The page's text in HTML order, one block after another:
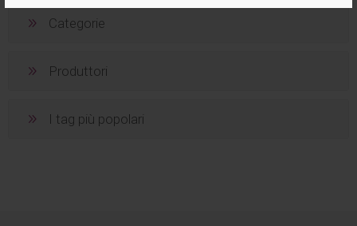
Categorie
Produttori
I tag più popolari